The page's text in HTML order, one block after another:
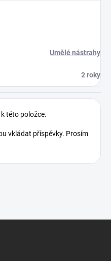
Umělé nástrahy
2 roky
této položce.
vkládat příspěvky. Prosím